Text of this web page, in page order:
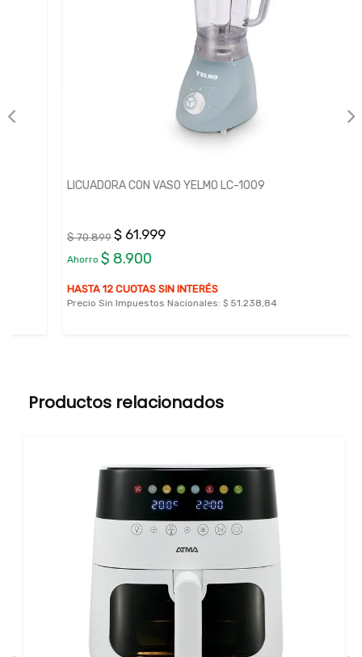
LICUADORA CON VASO YELMO LC-1009
$ 70.899 $ 61.999
$ 8.900
HASTA 12 CUOTAS SIN INTERÉS
Precio Sin Impuestos Nacionales:$ 51.238,84
Productos relacionados